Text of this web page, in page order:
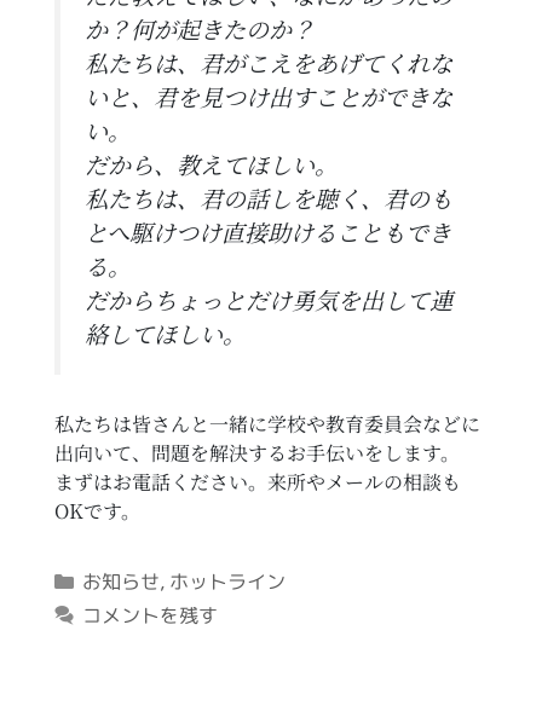
か？何が起きたのか？
私たちは、君がこえをあげてくれな
いと、君を見つけ出すことができな
い。
だから、教えてほしい。
私たちは、君の話しを聴く、君のも
とへ駆けつけ直接助けることもでき
る。
だからちょっとだけ勇気を出して連
絡してほしい。
私たちは皆さんと一緒に学校や教育委員会などに
出向いて、問題を解決するお手伝いをします。
まずはお電話ください。来所やメールの相談も
OKです。
カ
テ
お知らせ, ホットライン
コメントを残す